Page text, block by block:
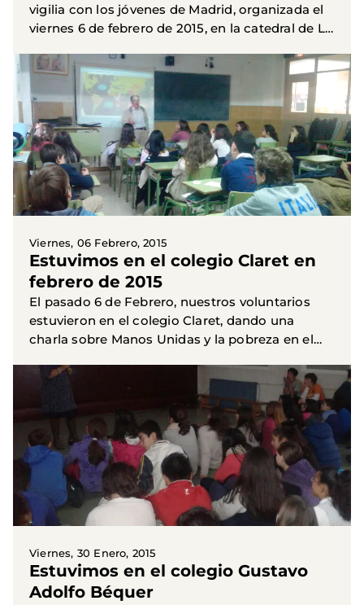
vigilia con los jóvenes de Madrid, organizada el
viernes 6 de febrero de 2015, en la catedral de La
Voluntario. El...
Viernes, 06 Febrero, 2015
Estuvimos en el colegio Claret en
febrero de 2015
El pasado 6 de Febrero, nuestros voluntarios
estuvieron en el colegio Claret, dando una
charla sobre Manos Unidas y la pobreza en el
Viernes, 30 Enero, 2015
Estuvimos en el colegio Gustavo
Adolfo Béquer